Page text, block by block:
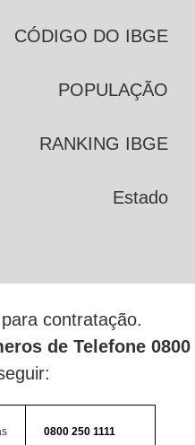
CÓDIGO DO IBGE
POPULAÇÃO
RANKING IBGE
Estado
para contratação.
de Telefone 0800
0800 250 1111